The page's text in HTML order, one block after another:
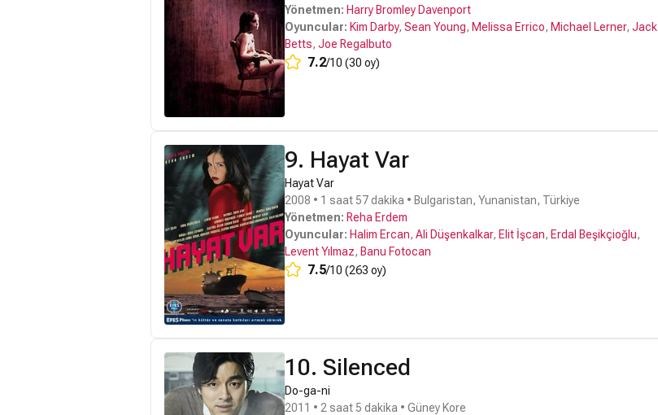
Yönetmen: Harry Bromley Davenport
Oyuncular: Kim Darby, Sean Young, Melissa Errico, Michael Lerner, Jack
Betts, Joe Regalbuto
7.2/10 (30 oy)
9. Hayat Var
Hayat Var
2008 • 1 saat 57 dakika • Bulgaristan, Yunanistan, Türkiye
Yönetmen: Reha Erdem
Oyuncular: Halim Ercan, Ali Düşenkalkar, Elit İşcan, Erdal Beşikçioğlu,
Levent Yılmaz, Banu Fotocan
7.5/10 (263 oy)
10. Silenced
Do-ga-ni
2011 • 2 saat 5 dakika • Güney Kore